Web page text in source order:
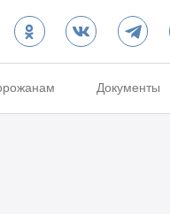
Документы